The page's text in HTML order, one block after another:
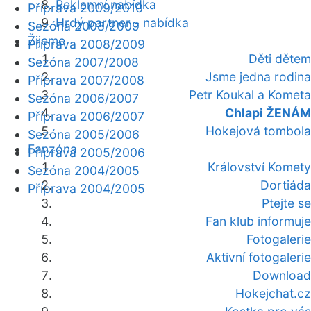
Reklamní nabídka
Hrdý partner - nabídka
Žijeme
Děti dětem
Jsme jedna rodina
Petr Koukal a Kometa
Chlapi ŽENÁM
Hokejová tombola
Fanzóna
Království Komety
Dortiáda
Ptejte se
Fan klub informuje
Fotogalerie
Aktivní fotogalerie
Download
Hokejchat.cz
Příprava 2009/2010
Sezóna 2008/2009
Příprava 2008/2009
Sezóna 2007/2008
Příprava 2007/2008
Sezóna 2006/2007
Příprava 2006/2007
Sezóna 2005/2006
Příprava 2005/2006
Sezóna 2004/2005
Příprava 2004/2005